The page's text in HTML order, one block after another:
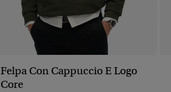
Felpa Con Cappuccio E Logo
Core